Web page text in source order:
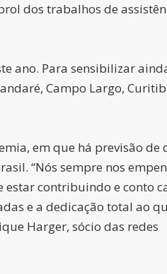
dos trabalhos de
ano. Para sensibilizar
Campo Largo,
em que há previsão de
“Nós sempre nos
contribuindo e conto
e a dedicação total ao
Harger, sócio das redes